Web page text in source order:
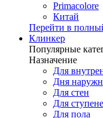
Primacolore
Китай
Перейти в
Клинкер
Популярные
Назначение
Для
Дня
Для стен
Для
Для пола